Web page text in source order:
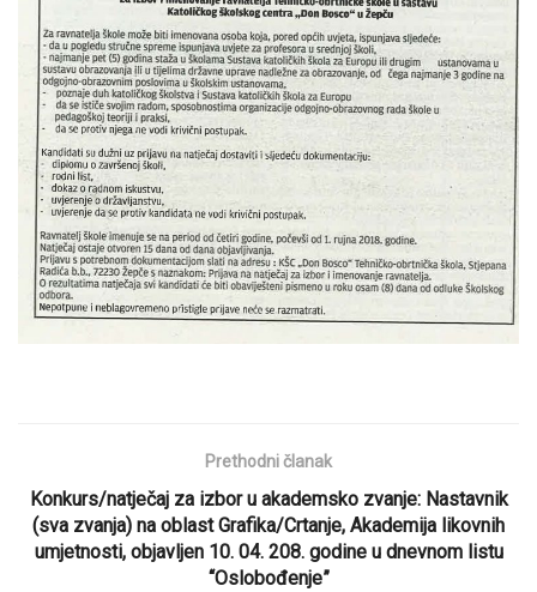
Prethodni članak
Konkurs/natječaj za izbor u akademsko zvanje: Nastavnik
(sva zvanja) na oblast Grafika/Crtanje, Akademija likovnih
umjetnosti, objavljen 10. 04. 208. godine u dnevnom listu
“Oslobođenje”